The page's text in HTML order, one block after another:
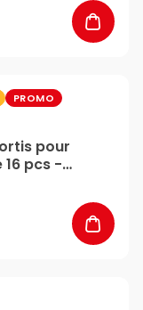
PROMO
pour
16 pcs -